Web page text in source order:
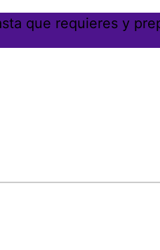
que requieres y